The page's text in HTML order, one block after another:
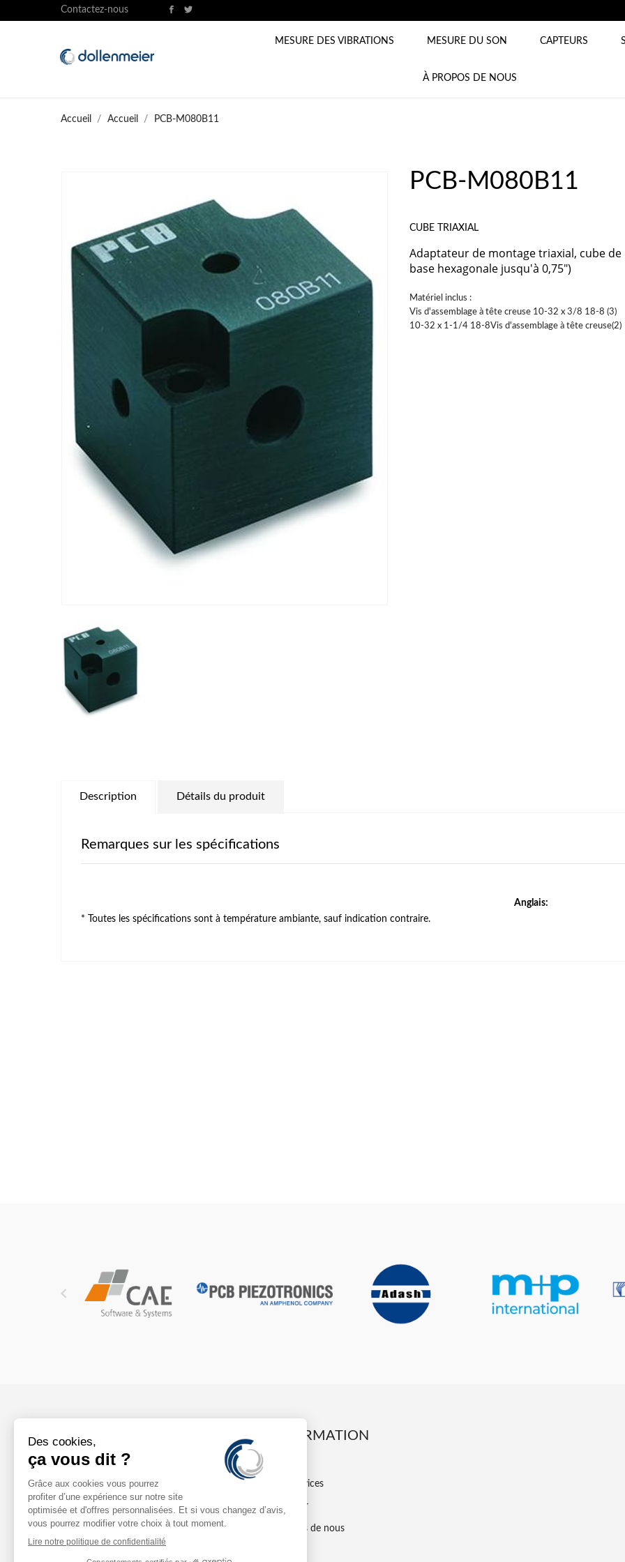
Contactez-nous
MESURE DES VIBRATIONS MESURE DU SON CAPTEURS
À PROPOS DE NOUS
Accueil Accueil PCB-M080B11
PCB-M080B11
CUBE TRIAXIAL
Adaptateur de montage triaxial, cube
base hexagonale jusqu'à 0,75")
Matériel inclus :
Vis d'assemblage à tête creuse 10-32 x 3/8 18-8 (3)
10-32 x 1-1/4 18-8Vis d'assemblage à tête creuse(2)
Description Détails du produit
Remarques sur les spécifications
Anglais:
* Toutes les spécifications sont à température ambiante, sauf indication contraire.

sales@dollenmeier.ch
Dielsdorf Regensbergstrasse 16
INFORMATION
Nos services
imprimer
à propos de nous